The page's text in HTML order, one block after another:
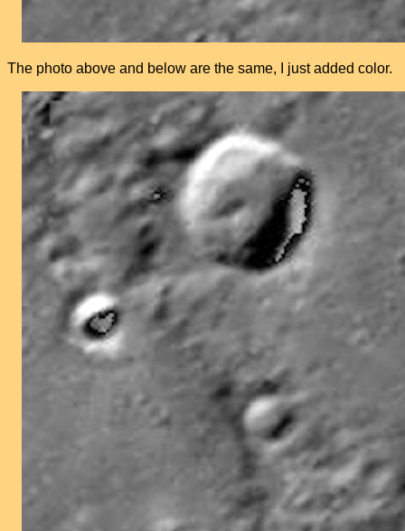
The photo above and below are the same, I just added color.